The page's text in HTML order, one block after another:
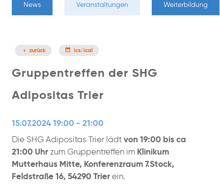
News Veranstaltungen Weiterbildung
Gruppentreffen der SHG
Adipositas Trier
15.07.2024 19:00 - 21:00
Die SHG Adipositas Trier lädt von 19:00 bis ca
21:00 Uhr zum Gruppentreffen im Klinikum
Mutterhaus Mitte, Konferenzraum 7.Stock,
Feldstraße 16, 54290 Trier ein.
zurück ics/ical